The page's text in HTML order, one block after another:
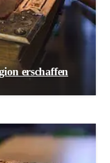
erschaffen